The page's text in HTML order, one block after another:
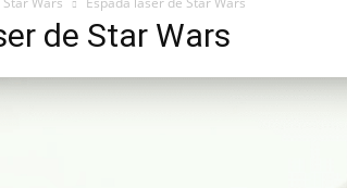
de Star Wars